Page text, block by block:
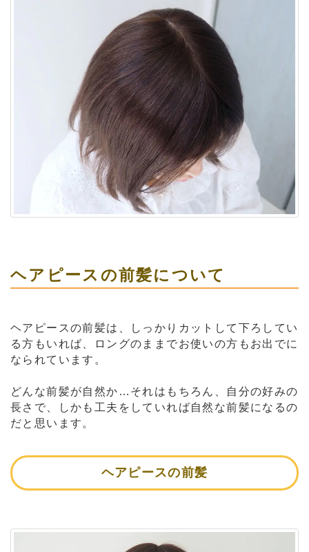
ヘアピースの前髪について
ヘアピースの前髪は、しっかりカットして下ろしてい
る方もいれば、ロングのままでお使いの方もお出でに
なられています。
どんな前髪が自然か…それはもちろん、自分の好みの
長さで、しかも工夫をしていれば自然な前髪になるの
だと思います。
ヘアピースの前髪